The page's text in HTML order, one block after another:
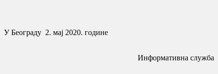
У Београду 2. мај 2020. године
Информативна служба